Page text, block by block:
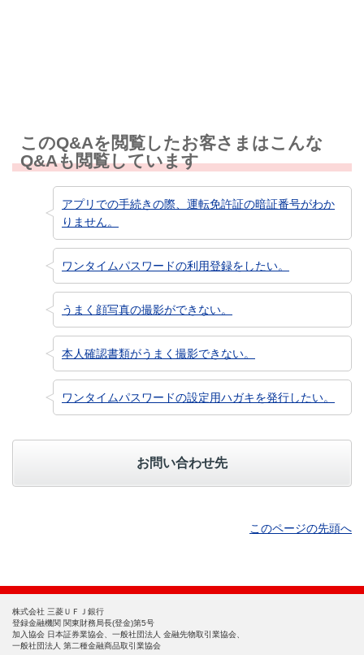
このQ&Aを閲覧したお客さまはこんな
Q&Aも閲覧しています
アプリでの手続きの際、運転免許証の暗証番号がわか
りません。
ワンタイムパスワードの利用登録をしたい。
うまく顔写真の撮影ができない。
本人確認書類がうまく撮影できない。
ワンタイムパスワードの設定用ハガキを発行したい。
お問い合わせ先
このページの先頭へ
株式会社 三菱ＵＦＪ銀行
登録金融機関 関東財務局長(登金)第5号
加入協会 日本証券業協会、一般社団法人 金融先物取引業協会、
一般社団法人 第二種金融商品取引業協会